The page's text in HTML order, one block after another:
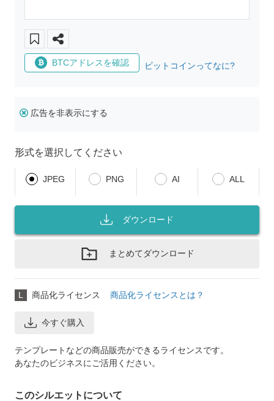
BTCアドレスを確認 ビットコインってなに?
広告を非表示にする
形式を選択してください
JPEG PNG AI ALL
ダウンロード
まとめてダウンロード
L 商品化ライセンス 商品化ライセンスとは？
今すぐ購入
テンプレートなどの商品販売ができるライセンスです。
あなたのビジネスにご活用ください。
このシルエットについて